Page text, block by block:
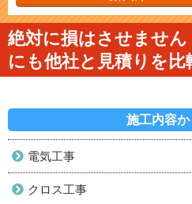
絶対に損はさせませ
にも他社と見積りを比
施工内容
電気工事
クロス工事